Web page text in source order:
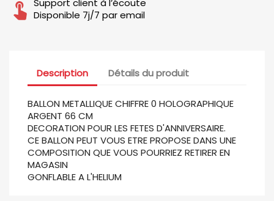
Support client à l’écoute
Disponible 7j/7 par email
Description Détails du produit
BALLON METALLIQUE CHIFFRE 0 HOLOGRAPHIQUE
ARGENT 66 CM
DECORATION POUR LES FETES D'ANNIVERSAIRE.
CE BALLON PEUT VOUS ETRE PROPOSE DANS UNE
COMPOSITION QUE VOUS POURRIEZ RETIRER EN
MAGASIN
GONFLABLE A L'HELIUM